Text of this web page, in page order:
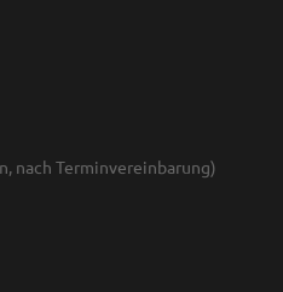
nach Terminvereinbarung)